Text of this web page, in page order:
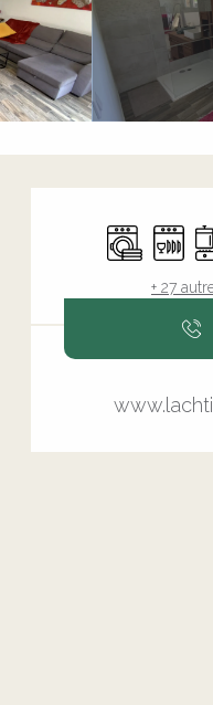
Lave linge
Lave
+ 27